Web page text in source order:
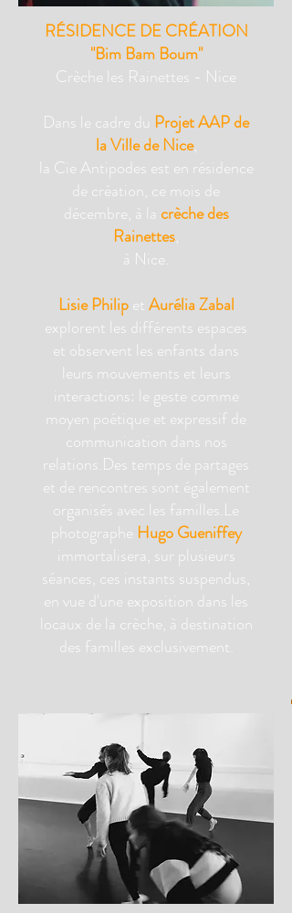
RÉSIDENCE DE CRÉATION
"Bim Bam Boum"
Crèche les Rainettes - Nice
Dans le cadre du Projet AAP de
la Ville de Nice,
la Cie Antipodes est en résidence
de création, ce mois de
décembre, à la crèche des
Rainettes,
à Nice.
Lisie Philip etAurélia Zabal
explorent les différents espaces
et observent les enfants dans
leurs mouvements et leurs
interactions: le geste comme
moyen poétique et expressif de
communication dans nos
relations.Des temps de partages
et de rencontres sont également
organisés avec les familles.Le
photographe Hugo Gueniffey
immortalisera, sur plusieurs
séances, ces instants suspendus,
en vue d'une exposition dans les
locaux de la crèche, à destination
des familles exclusivement.